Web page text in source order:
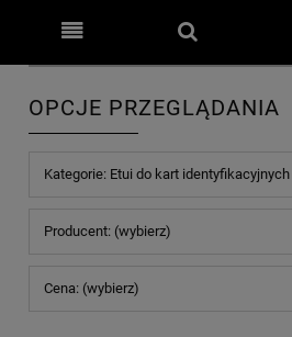
OPCJE PRZEGLĄDANIA
Kategorie: Etui do kart identyfikacyjnych
Producent: (wybierz)
Cena: (wybierz)